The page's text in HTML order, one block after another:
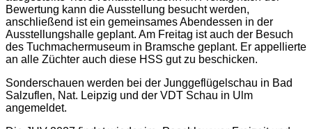
Bewertung kann die Ausstellung besucht werden,
anschließend ist ein gemeinsames Abendessen in der
Ausstellungshalle geplant. Am Freitag ist auch der Besuch
des Tuchmachermuseum in Bramsche geplant. Er appellierte
an alle Züchter auch diese HSS gut zu beschicken.
Sonderschauen werden bei der Junggeflügelschau in Bad
Salzuflen, Nat. Leipzig und der VDT Schau in Ulm
angemeldet.